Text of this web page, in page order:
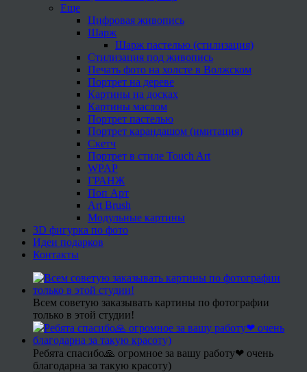
Еще
Цифровая живопись
Шарж
Шарж пастелью (стилизация)
Стилизация под живопись
Печать фото на холсте в Волжском
Портрет на дереве
Картины на досках
Картины маслом
Портрет пастелью
Портрет карандашом (имитация)
Скетч
Портрет в стиле Touch Art
WPAP
ГРАНЖ
Поп Арт
Art Brush
Модульные картины
3D фигурка по фото
Идеи подарков
Контакты
Всем советую заказывать картины по фотографии
только в этой студии!
Ребята спасибо🙏 огромное за вашу работу❤ очень
благодарна за такую красоту)